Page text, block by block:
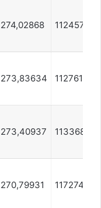
274,02868 1124578
273,83634 1127614
273,40937 1133687
270,79931 1172745